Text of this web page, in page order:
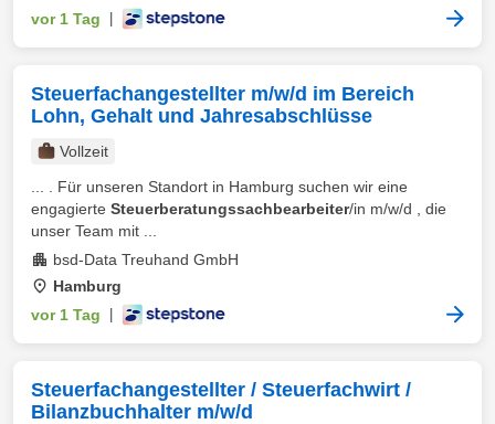
vor 1 Tag
Steuerfachangestellter m/w/d im Bereich
Lohn, Gehalt und Jahresabschlüsse
Vollzeit
... . Für unseren Standort in Hamburg suchen wir eine
engagierte Steuerberatungssachbearbeiter/in m/w/d , die
unser Team mit ...
bsd-Data Treuhand GmbH
Hamburg
vor 1 Tag
Steuerfachangestellter / Steuerfachwirt /
Bilanzbuchhalter m/w/d